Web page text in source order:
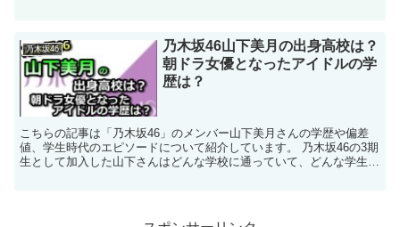
乃木坂46
乃木坂46山下美月の出身高校は？
朝ドラ女優となったアイドルの学
歴は？
こちらの記事は「乃木坂46」のメンバー山下美月さんの学歴や偏差
値、学生時代のエピソードについて紹介しています。 乃木坂46の3期
生として加入した山下さんはどんな学校に通っていて、どんな学生時